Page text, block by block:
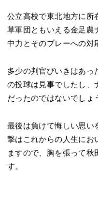
公立高校で東北地方に所
草軍団ともいえる金足農
中力とそのプレーへの対
多少の判官びいきはあっ
の投球は見事でしたし、
だったのではないでしょ
最後は負けて悔しい思い
撃はこれからの人生にお
ますので、胸を張って秋
す。